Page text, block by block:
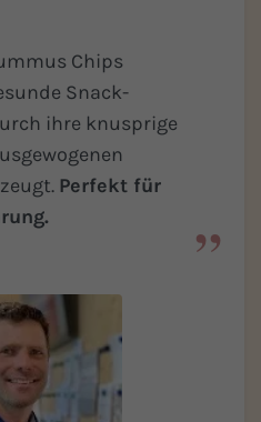
Chips
Snack-
ihre knusprige
Perfekt für